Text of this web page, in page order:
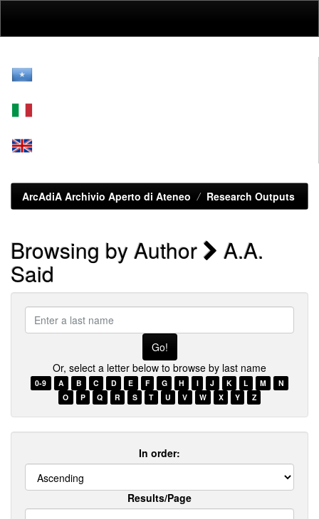
ArcAdiA Archivio Aperto di Ateneo Research Outputs
Browsing by Author A.A.
Said
last
name
Or, select a letter below to browse by last name
0-9 A B C D E F G H I J K L M
N
O
P Q R S T U V W X Y Z
In order:
Results/Page